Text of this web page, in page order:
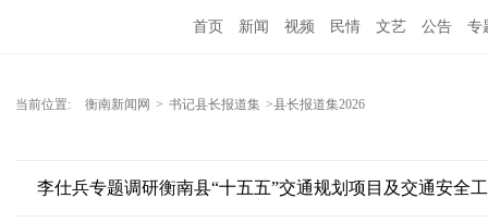
首页 新闻 视频 民情 文艺 公告 专
当前位置: 衡南新闻网 > 书记县长报道集 >县长报道集2026
李仕兵专题调研衡南县“十五五”交通规划项目及交通安全